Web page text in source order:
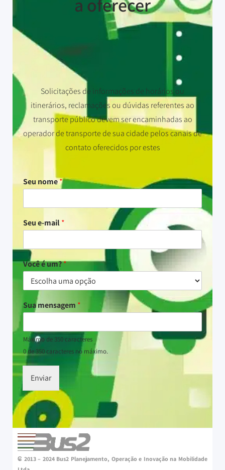
a oferecer
Solicitações de informações de horários ou
itinerários, reclamações ou dúvidas referentes ao
transporte público devem ser encaminhadas ao
operador de transporte de sua cidade pelos canais de
contato oferecidos por estes
Seu nome*
Seu e-mail*
Você é um?*
Sua mensagem *
Máximo de 350 caracteres
0 de 350 caracteres no máximo.
Enviar
₢ 2013 – 2024 Bus2 Planejamento, Operação e Inovação na Mobilidade